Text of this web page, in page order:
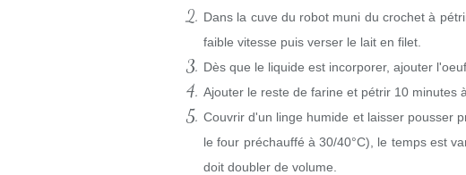
Dans la cuve du robot muni du crochet à
faible vitesse puis verser le lait en filet.
Dès que le liquide est incorporer, ajouter
Ajouter le reste de farine et pétrir 10 minutes
Couvrir d'un linge humide et laisser pousser
le four préchauffé à 30/40°C), le temps est
doit doubler de volume.